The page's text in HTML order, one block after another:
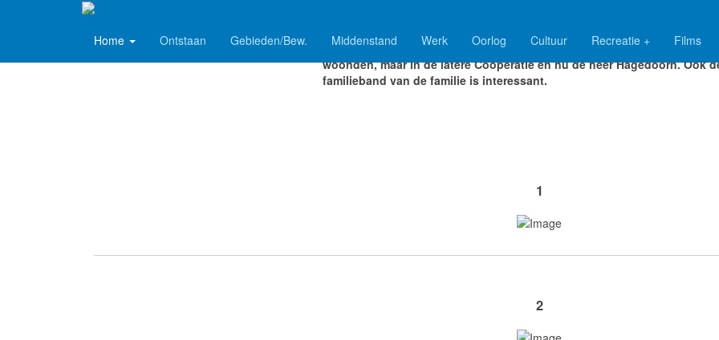
Home
Ontstaan Gebieden/Bew. Middenstand Werk Oorlog Cultuur Recreatie + Films
Dr. Tresling woonde niet in de woning waar later Dr. Burema en opvolgers
woonden, maar in de latere Coöperatie en nu de heer Hagedoorn. Ook
familieband van de familie is interessant.
1
2